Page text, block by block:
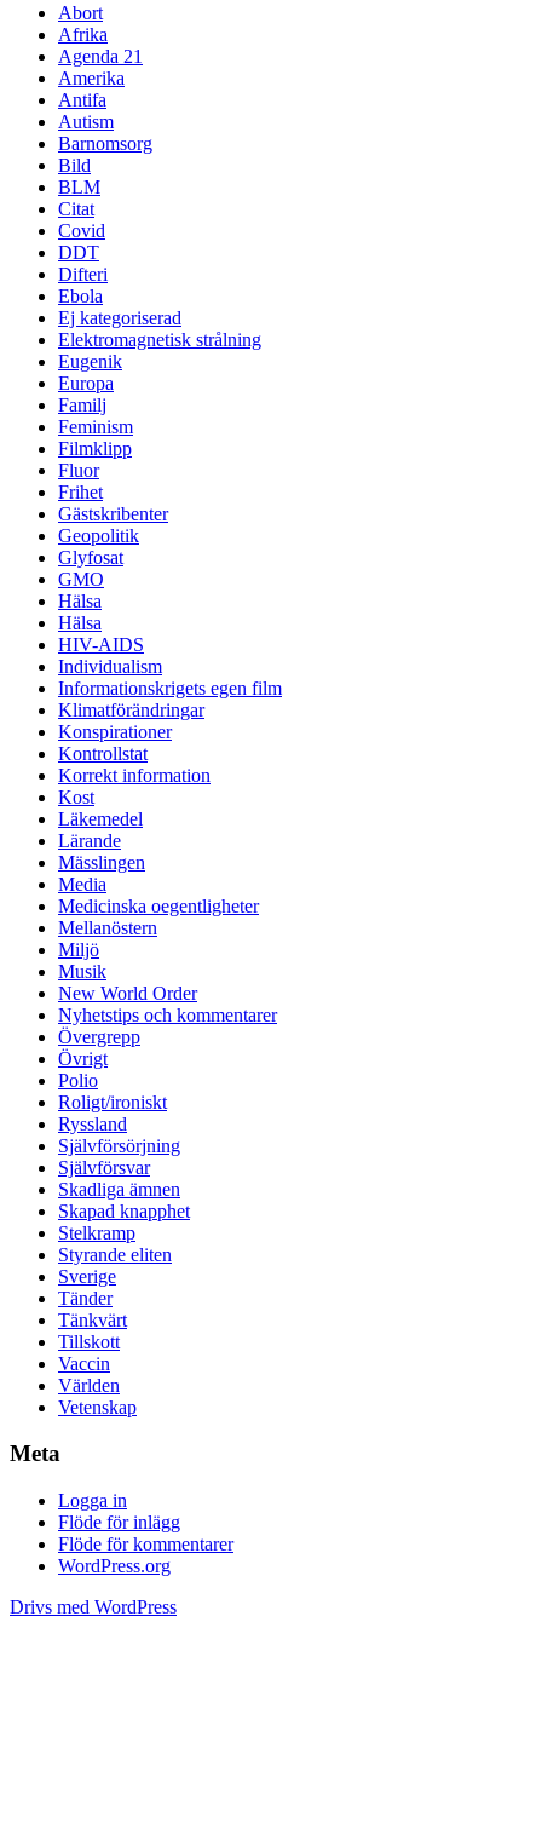
Abort
Afrika
Agenda 21
Amerika
Antifa
Autism
Barnomsorg
Bild
BLM
Citat
Covid
DDT
Difteri
Ebola
Ej kategoriserad
Elektromagnetisk strålning
Eugenik
Europa
Familj
Feminism
Filmklipp
Fluor
Frihet
Gästskribenter
Geopolitik
Glyfosat
GMO
Hälsa
Hälsa
HIV-AIDS
Individualism
Informationskrigets egen film
Klimatförändringar
Konspirationer
Kontrollstat
Korrekt information
Kost
Läkemedel
Lärande
Mässlingen
Media
Medicinska oegentligheter
Mellanöstern
Miljö
Musik
New World Order
Nyhetstips och kommentarer
Övergrepp
Övrigt
Polio
Roligt/ironiskt
Ryssland
Självförsörjning
Självförsvar
Skadliga ämnen
Skapad knapphet
Stelkramp
Styrande eliten
Sverige
Tänder
Tänkvärt
Tillskott
Vaccin
Världen
Vetenskap
Meta
Logga in
Flöde för inlägg
Flöde för kommentarer
WordPress.org
Drivs med WordPress